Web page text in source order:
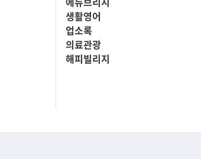
생활영어
업소록
의료관광
해피빌리지